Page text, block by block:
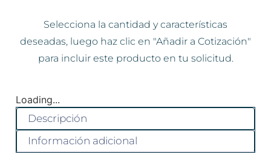
Selecciona la cantidad y características
deseadas, luego haz clic en "Añadir a Cotización"
para incluir este producto en tu solicitud.
Loading...
Descripción
Información adicional